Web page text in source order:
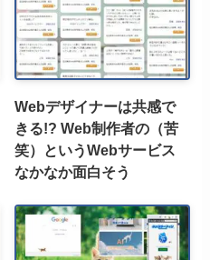
Webデザイナーは共感で
きる!? Web制作者の（苦
笑）というWebサービス
なかなか面白そう